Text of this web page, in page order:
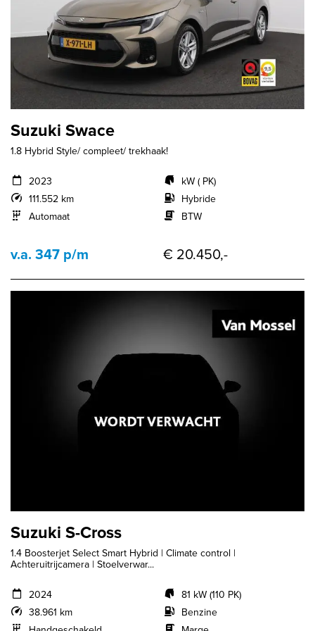
Suzuki Swace
1.8 Hybrid Style/ compleet/ trekhaak!
2023
111.552 km
Automaat
kW ( PK)
Hybride
BTW
v.a. 347 p/m € 20.450,-
Suzuki S-Cross
1.4 Boosterjet Select Smart Hybrid | Climate control |
Achteruitrijcamera | Stoelverwar...
2024
38.961 km
81 kW (110 PK)
Benzine